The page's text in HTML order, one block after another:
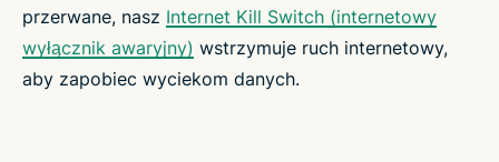
przerwane, nasz Internet Kill Switch (internetowy
wyłącznik awaryjny) wstrzymuje ruch internetowy,
aby zapobiec wyciekom danych.